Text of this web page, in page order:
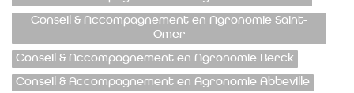
Conseil & Accompagnement en Agronomie Saint-
Omer
Conseil & Accompagnement en Agronomie Berck
Conseil & Accompagnement en Agronomie Abbeville